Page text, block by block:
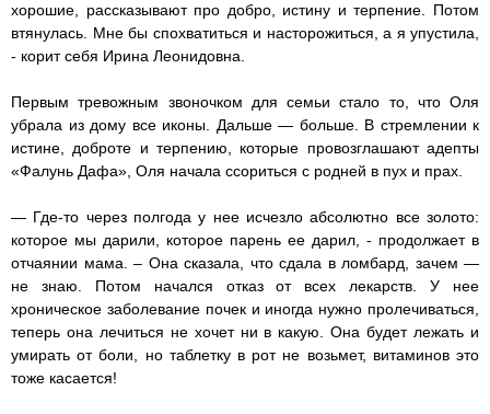
хорошие, рассказывают про добро, истину и терпение. Потом
втянулась. Мне бы спохватиться и насторожиться, а я упустила,
- корит себя Ирина Леонидовна.
Первым тревожным звоночком для семьи стало то, что Оля
убрала из дому все иконы. Дальше — больше. В стремлении к
истине, доброте и терпению, которые провозглашают адепты
«Фалунь Дафа», Оля начала ссориться с родней в пух и прах.
— Где-то через полгода у нее исчезло абсолютно все золото:
которое мы дарили, которое парень ее дарил, - продолжает в
отчаянии мама. – Она сказала, что сдала в ломбард, зачем —
не знаю. Потом начался отказ от всех лекарств. У нее
хроническое заболевание почек и иногда нужно пролечиваться,
теперь она лечиться не хочет ни в какую. Она будет лежать и
умирать от боли, но таблетку в рот не возьмет, витаминов это
тоже касается!